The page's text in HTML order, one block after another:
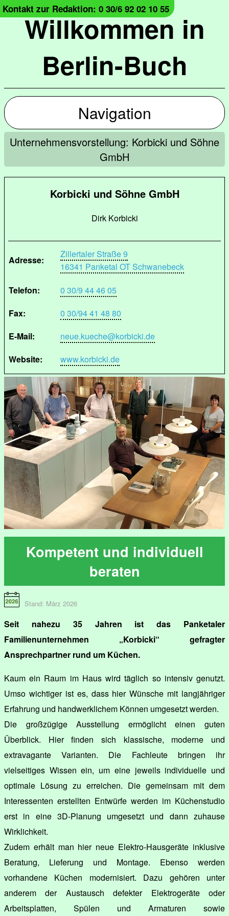
Willkommen in
Berlin-Buch
Kontakt zur Redaktion: 0 30/6 92 02 10 55
Navigation
Unternehmensvorstellung: Korbicki und Söhne
GmbH
Korbicki und Söhne GmbH
Dirk Korbicki
Adresse:
Zillertaler Straße 9
16341 Panketal OT Schwanebeck
Telefon:
0 30/9 44 46 05
Fax:
0 30/94 41 48 80
E-Mail:
neue.kueche@korbicki.de
Website:
www.korbicki.de
Kompetent und individuell
beraten
Stand: März 2026
Seit nahezu 35 Jahren ist das Panketaler
Familienunternehmen „Korbicki“ gefragter
Ansprechpartner rund um Küchen.
Kaum ein Raum im Haus wird täglich so intensiv genutzt.
Umso wichtiger ist es, dass hier Wünsche mit langjähriger
Erfahrung und handwerklichem Können umgesetzt werden.
Die großzügige Ausstellung ermöglicht einen guten
Überblick. Hier finden sich klassische, moderne und
extravagante Varianten. Die Fachleute bringen ihr
vielseitiges Wissen ein, um eine jeweils individuelle und
optimale Lösung zu erreichen. Die gemeinsam mit dem
Interessenten erstellten Entwürfe werden im Küchenstudio
erst in eine 3D-Planung umgesetzt und dann zuhause
Wirklichkeit.
Zudem erhält man hier neue Elektro-Hausgeräte inklusive
Beratung, Lieferung und Montage. Ebenso werden
vorhandene Küchen modernisiert. Dazu gehören unter
anderem der Austausch defekter Elektrogeräte oder
Arbeitsplatten, Spülen und Armaturen sowie